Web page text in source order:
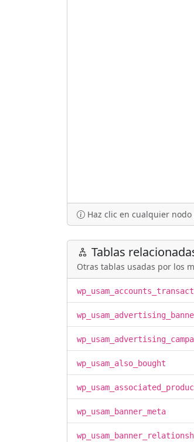
Haz clic en cualquier
Tablas
Otras tablas usadas por los
wp_usam_also_bought
wp_usam_banner_meta